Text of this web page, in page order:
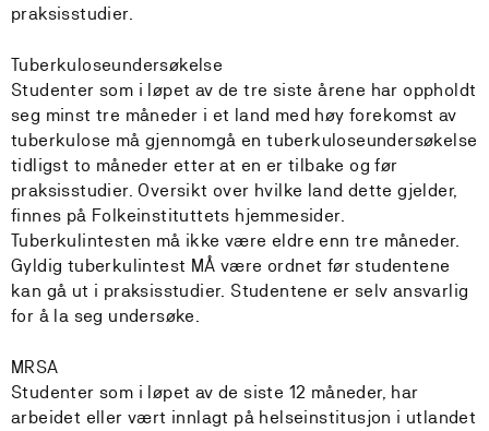
praksisstudier.
Tuberkuloseundersøkelse
Studenter som i løpet av de tre siste årene har oppholdt
seg minst tre måneder i et land med høy forekomst av
tuberkulose må gjennomgå en tuberkuloseundersøkelse
tidligst to måneder etter at en er tilbake og før
praksisstudier. Oversikt over hvilke land dette gjelder,
finnes på Folkeinstituttets hjemmesider.
Tuberkulintesten må ikke være eldre enn tre måneder.
Gyldig tuberkulintest MÅ være ordnet før studentene
kan gå ut i praksisstudier. Studentene er selv ansvarlig
for å la seg undersøke.
MRSA
Studenter som i løpet av de siste 12 måneder, har
arbeidet eller vært innlagt på helseinstitusjon i utlandet